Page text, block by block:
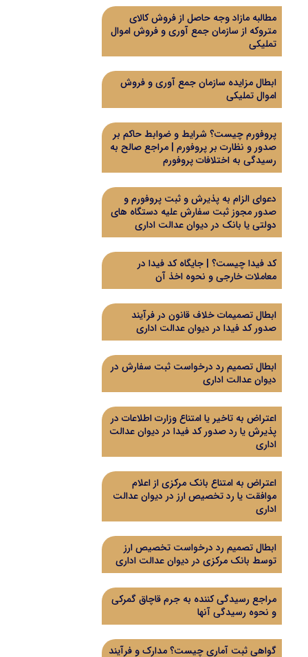
مطالبه مازاد وجه حاصل از فروش کالای
متروکه از سازمان جمع آوری و فروش اموال
تملیکی
ابطال مزایده سازمان جمع آوری و فروش
اموال تملیکی
پروفورم چیست؟ شرایط و ضوابط حاکم بر
صدور و نظارت بر پروفورم | مراجع صالح به
رسیدگی به اختلافات پروفورم
دعوای الزام به پذیرش و ثبت پروفورم و
صدور مجوز ثبت سفارش علیه دستگاه های
دولتی یا بانک در دیوان عدالت اداری
کد فیدا چیست؟ | جایگاه کد فیدا در
معاملات خارجی و نحوه اخذ آن
ابطال تصمیمات خلاف قانون در فرآیند
صدور کد فیدا در دیوان عدالت اداری
ابطال تصمیم رد درخواست ثبت سفارش در
دیوان عدالت اداری
اعتراض به تاخیر یا امتناع وزارت اطلاعات در
پذیرش یا رد صدور کد فیدا در دیوان عدالت
اداری
اعتراض به امتناع بانک مرکزی از اعلام
موافقت یا رد تخصیص ارز در دیوان عدالت
اداری
ابطال تصمیم رد درخواست تخصیص ارز
توسط بانک مرکزی در دیوان عدالت اداری
مراجع رسیدگی کننده به جرم قاچاق گمرکی
و نحوه رسیدگی آنها
گواهی ثبت آماری چیست؟ مدارک و فرآیند